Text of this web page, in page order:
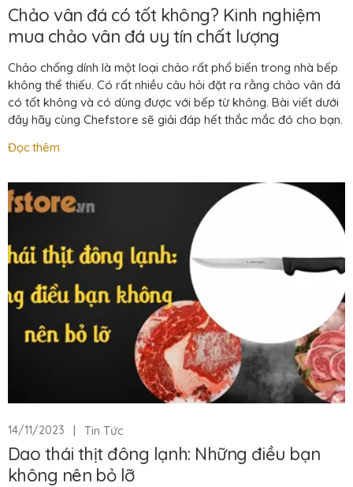
Chảo vân đá có tốt không? Kinh nghiệm
mua chảo vân đá uy tín chất lượng
Chảo chống dính là một loại chảo rất phổ biến trong nhà bếp
không thể thiếu. Có rất nhiều câu hỏi đặt ra rằng chảo vân đá
có tốt không và có dùng được với bếp từ không. Bài viết dưới
đây hãy cùng Chefstore sẽ giải đáp hết thắc mắc đó cho bạn.
Đọc thêm
14/11/2023 | Tin Tức
Dao thái thịt đông lạnh: Những điều bạn
không nên bỏ lỡ